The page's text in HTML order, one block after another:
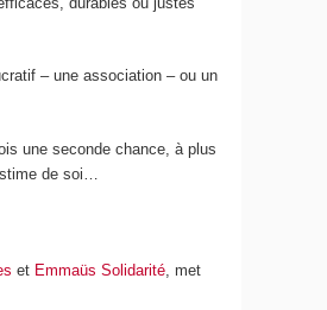
– une association – ou un
une seconde chance, à plus
de soi…
et Emmaüs Solidarité, met